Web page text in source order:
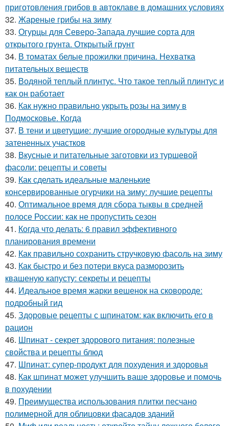
приготовления грибов в автоклаве в домашних условиях
32. Жареные грибы на зиму
33. Огурцы для Северо-Запада лучшие сорта для
открытого грунта. Открытый грунт
34. В томатах белые прожилки причина. Нехватка
питательных веществ
35. Водяной теплый плинтус. Что такое теплый плинтус и
как он работает
36. Как нужно правильно укрыть розы на зиму в
Подмосковье. Когда
37. В тени и цветущие: лучшие огородные культуры для
затененных участков
38. Вкусные и питательные заготовки из туршевой
фасоли: рецепты и советы
39. Как сделать идеальные маленькие
консервированные огурчики на зиму: лучшие рецепты
40. Оптимальное время для сбора тыквы в средней
полосе России: как не пропустить сезон
41. Когда что делать: 6 правил эффективного
планирования времени
42. Как правильно сохранить стручковую фасоль на зиму
43. Как быстро и без потери вкуса разморозить
квашеную капусту: секреты и рецепты
44. Идеальное время жарки вешенок на сковороде:
подробный гид
45. Здоровые рецепты с шпинатом: как включить его в
рацион
46. Шпинат - секрет здорового питания: полезные
свойства и рецепты блюд
47. Шпинат: супер-продукт для похудения и здоровья
48. Как шпинат может улучшить ваше здоровье и помочь
в похудении
49. Преимущества использования плитки песчано
полимерной для облицовки фасадов зданий